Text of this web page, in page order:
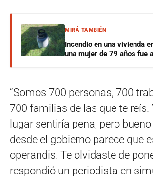
MIRÁ TAMBIÉN
Incendio en una vivienda
una mujer de 79 años fue
“Somos 700 personas, 700
700 familias de las que te reís.
lugar sentiría pena, pero
desde el gobierno parece que
operandis. Te olvidaste de
respondió un periodista en